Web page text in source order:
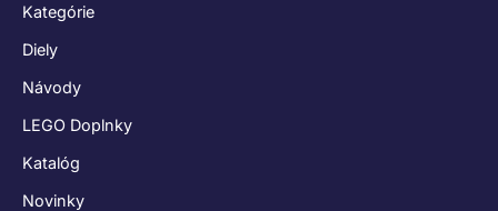
Kategórie
Diely
Návody
LEGO Doplnky
Katalóg
Novinky